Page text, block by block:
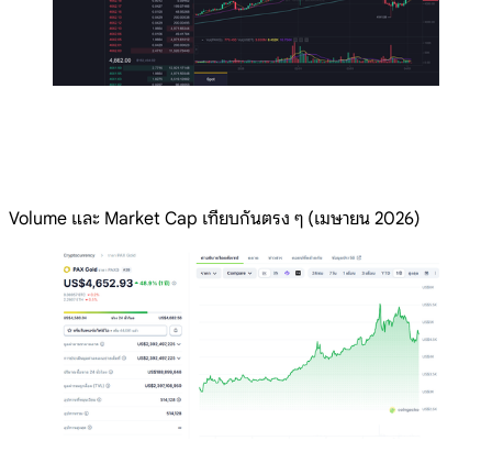
Volume และ Market Cap เทียบกันตรง ๆ (เมษายน 2026)